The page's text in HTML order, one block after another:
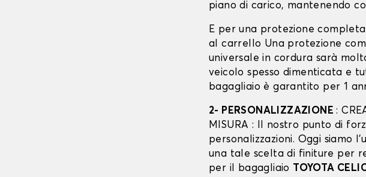
piano di carico, mantenendo
E per una protezione
al carrello Una protezione
universale in cordura sarà
veicolo spesso dimenticata e
bagagliaio è garantito per 1
2- PERSONALIZZAZIONE:
MISURA : Il nostro punto di
personalizzazioni. Oggi siamo
una tale scelta di finiture per
per il bagagliaio
TOYOTA